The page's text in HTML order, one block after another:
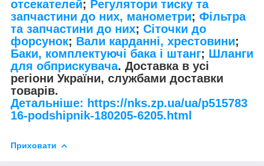
отсекателей; Регулятори тиску та
запчастини до них, манометри; Фільтра
та запчастини до них; Сіточки до
форсунок; Вали карданні, хрестовини;
Баки, комплектуючі бака і штанг; Шланги
для обприскувача. Доставка в усі
регіони України, службами доставки
товарів.
Детальніше: https://nks.zp.ua/ua/p515783
16-podshipnik-180205-6205.html
Приховати